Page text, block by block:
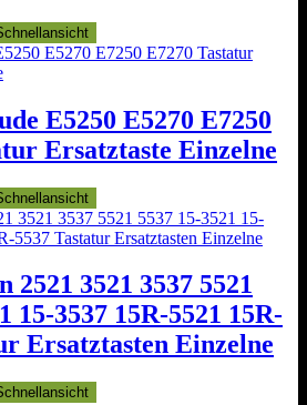
E5250 E5270 E7250
Ersatztaste Einzelne
2521 3521 3537 5521
15-3537 15R-5521 15R-
Ersatztasten Einzelne